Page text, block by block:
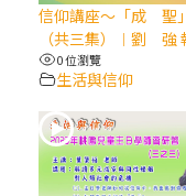
【信
樂多
(1)
越的
有」
信仰講座～「成 聖
（共三集）︱劉 強
0 位瀏覽
生活與信仰